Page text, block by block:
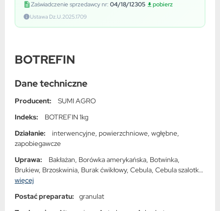
BOTREFIN
Dane techniczne
Producent:
SUMI AGRO
Indeks:
BOTREFIN 1kg
Działanie:
zapobiegawcze
Uprawa:
Brukiew, Brzoskwinia, Burak ćwikłowy, Cebula, Cebula szalotka,
Chrzan, Cukinia, Cykoria, Czereśnia, Fasola szparagowa, Fasola
Jeżyna, Malina, Marchew, Morela, Nektarynka, Ogórek,
więcej
Postać preparatu:
granulat
Zaświadczenie sprzedawcy nr: 04/18/12305 pobierz
Ustawa Dz.U.2025.1709